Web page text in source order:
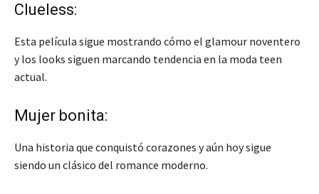
Clueless:
Esta película sigue mostrando cómo el glamour noventero
y los looks siguen marcando tendencia en la moda teen
actual.
Mujer bonita:
Una historia que conquistó corazones y aún hoy sigue
siendo un clásico del romance moderno.